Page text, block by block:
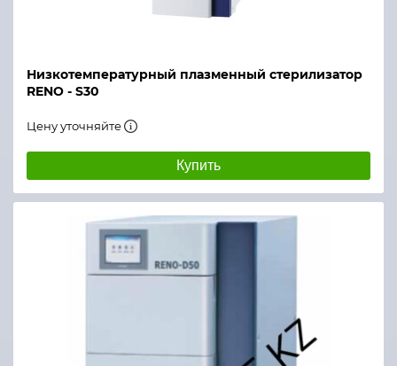
Низкотемпературный плазменный стерилизатор
RENO - S30
Цену уточняйте
Купить